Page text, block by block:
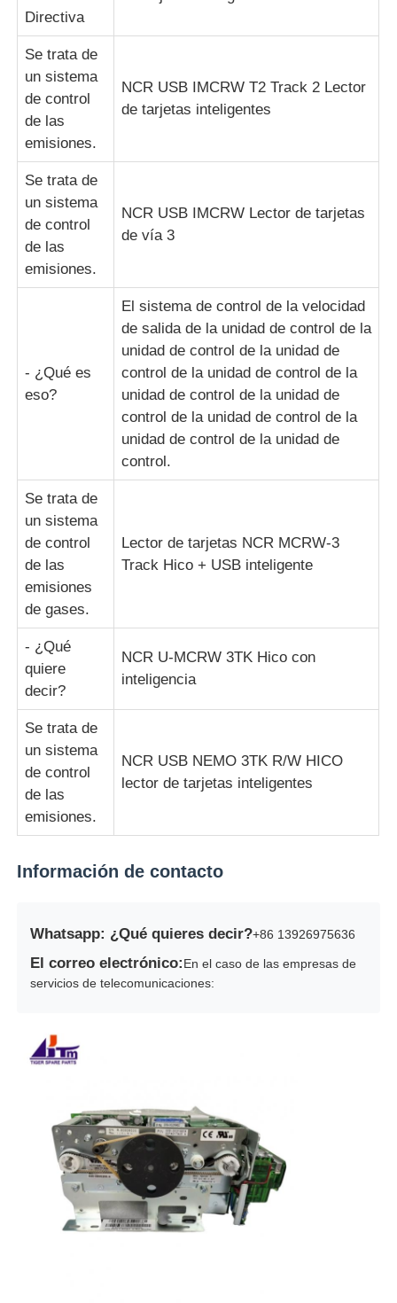
Directiva
Se trata de
un sistema
de control
de las
emisiones.
NCR USB IMCRW T2 Track 2 Lector
de tarjetas inteligentes
Se trata de
un sistema
de control
de las
emisiones.
NCR USB IMCRW Lector de tarjetas
de vía 3
- ¿Qué es
eso?
El sistema de control de la velocidad
de salida de la unidad de control de la
unidad de control de la unidad de
control de la unidad de control de la
unidad de control de la unidad de
control de la unidad de control de la
unidad de control de la unidad de
control.
Se trata de
un sistema
de control
de las
emisiones
de gases.
Lector de tarjetas NCR MCRW-3
Track Hico + USB inteligente
- ¿Qué
quiere
decir?
NCR U-MCRW 3TK Hico con
inteligencia
Se trata de
un sistema
de control
de las
emisiones.
NCR USB NEMO 3TK R/W HICO
lector de tarjetas inteligentes
Información de contacto
Whatsapp: ¿Qué quieres decir?+86 13926975636
El correo electrónico:En el caso de las empresas de
servicios de telecomunicaciones: